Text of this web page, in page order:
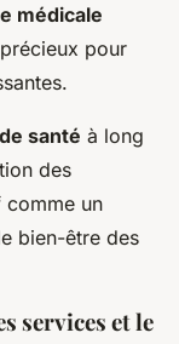
médicale
pour
santé à long
des
comme un
bien-être des
services et le